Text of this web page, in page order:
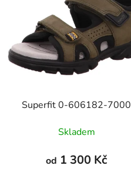
Superfit 0-606182-7000
Skladem
od 1 300 Kč